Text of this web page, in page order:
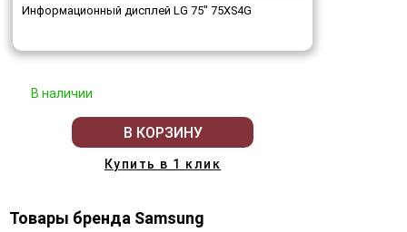
Информационный дисплей LG 75" 75XS4G
В наличии
В КОРЗИНУ
Купить в 1 клик
Товары бренда Samsung